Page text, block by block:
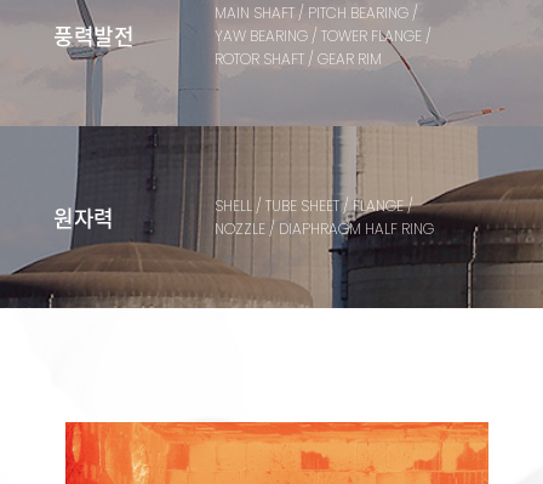
풍력발전
MAIN SHAFT / PITCH BEARING /
YAW BEARING / TOWER FLANGE /
ROTOR SHAFT / GEAR RIM
원자력
SHELL / TUBE SHEET / FLANGE /
NOZZLE / DIAPHRAGM HALF RING